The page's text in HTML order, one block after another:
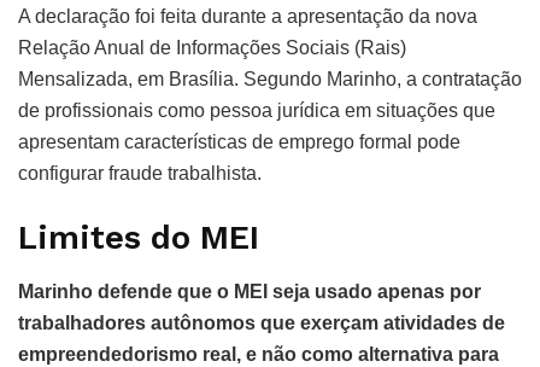
A declaração foi feita durante a apresentação da nova
Relação Anual de Informações Sociais (Rais)
Mensalizada, em Brasília. Segundo Marinho, a contratação
de profissionais como pessoa jurídica em situações que
apresentam características de emprego formal pode
configurar fraude trabalhista.
Limites do MEI
Marinho defende que o MEI seja usado apenas por
trabalhadores autônomos que exerçam atividades de
empreendedorismo real, e não como alternativa para